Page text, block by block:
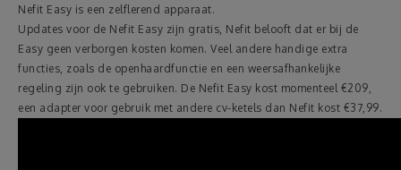
Nefit Easy is een zelflerend apparaat.
Updates voor de Nefit Easy zijn gratis, Nefit belooft dat er bij de
Easy geen verborgen kosten komen. Veel andere handige extra
functies, zoals de openhaardfunctie en een weersafhankelijke
regeling zijn ook te gebruiken. De Nefit Easy kost momenteel €209,
een adapter voor gebruik met andere cv-ketels dan Nefit kost €37,99.